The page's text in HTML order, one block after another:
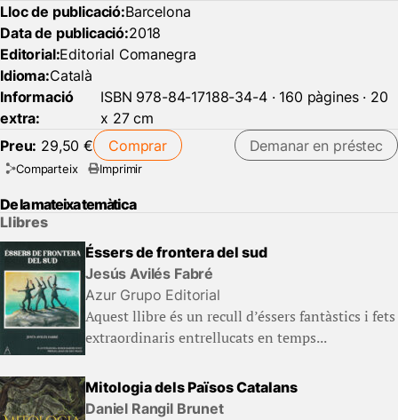
Lloc de publicació:Barcelona
Data de publicació:2018
Editorial:Editorial Comanegra
Idioma:Català
Informació
extra:
ISBN 978-84-17188-34-4 · 160 pàgines · 20
x 27 cm
Preu: 29,50 € Comprar Demanar en préstec
Comparteix Imprimir
De la mateixa temàtica
Llibres
Éssers de frontera del sud
Jesús Avilés Fabré
Azur Grupo Editorial
Aquest llibre és un recull d’éssers fantàstics i fets
extraordinaris entrellucats en temps...
Mitologia dels Països Catalans
Daniel Rangil Brunet